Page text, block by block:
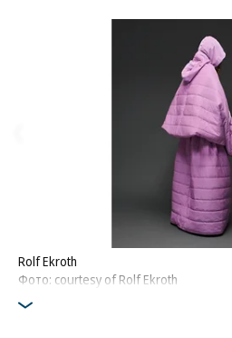
Rolf Ekroth
Фото: courtesy of Rolf Ekroth